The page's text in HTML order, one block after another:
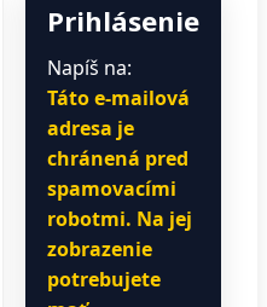
Prihlásenie
Napíš na:
Táto e-mailová
adresa je
chránená pred
spamovacími
robotmi. Na jej
zobrazenie
potrebujete